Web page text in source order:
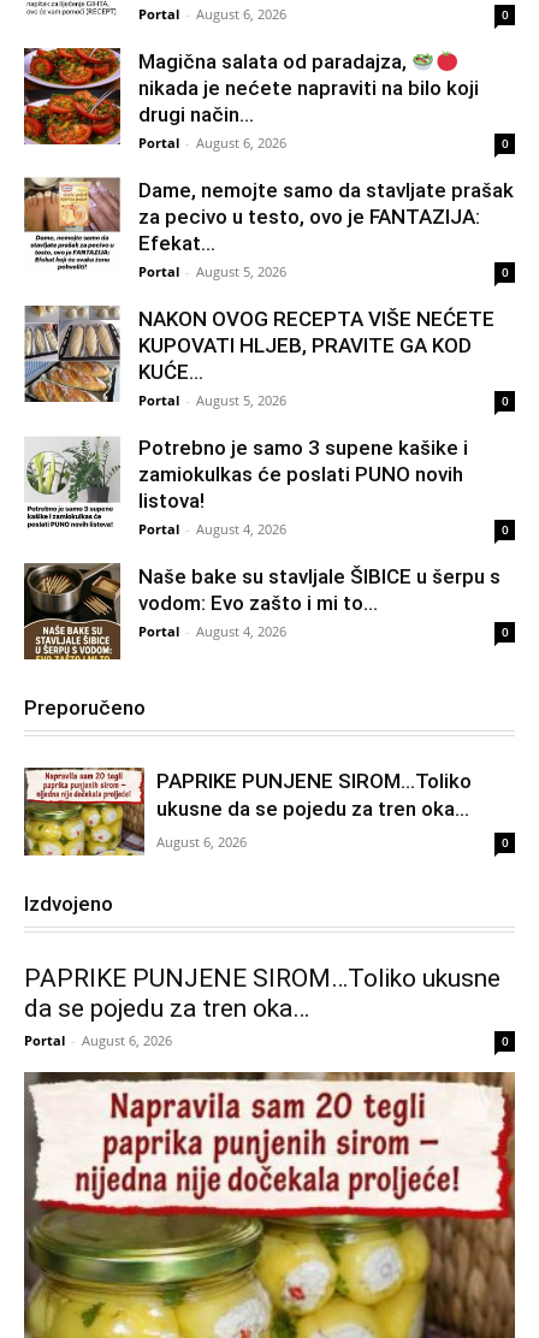
Portal - August 6, 2026 0
Magična salata od paradajza,
nikada je nećete napraviti na bilo koji
drugi način…
Portal - August 6, 2026 0
Dame, nemojte samo da stavljate prašak
za pecivo u testo, ovo je FANTAZIJA:
Efekat...
Portal - August 5, 2026 0
NAKON OVOG RECEPTA VIŠE NEĆETE
KUPOVATI HLJEB, PRAVITE GA KOD
KUĆE…
Portal - August 5, 2026 0
Potrebno je samo 3 supene kašike i
zamiokulkas će poslati PUNO novih
listova!
Portal - August 4, 2026 0
Naše bake su stavljale ŠIBICE u šerpu s
vodom: Evo zašto i mi to...
Portal - August 4, 2026 0
Preporučeno
PAPRIKE PUNJENE SIROM…Toliko
ukusne da se pojedu za tren oka…
August 6, 2026 0
Izdvojeno
PAPRIKE PUNJENE SIROM…Toliko ukusne
da se pojedu za tren oka…
Portal - August 6, 2026 0